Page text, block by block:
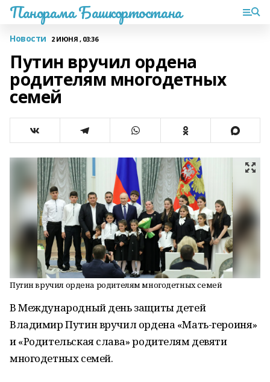
Панорама Башкортостана
Новости 2 ИЮНЯ , 03:36
Путин вручил ордена
родителям многодетных
семей
Путин вручил ордена родителям многодетных семей
В Международный день защиты детей
Владимир Путин вручил ордена «Мать-героиня»
и «Родительская слава» родителям девяти
многодетных семей.